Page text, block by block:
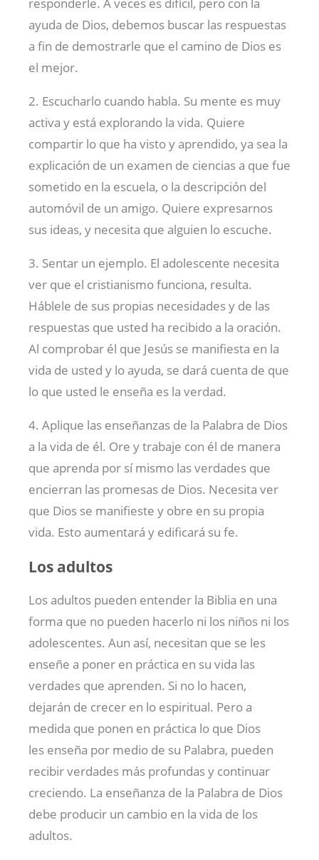
responderle. A veces es difícil, pero con la
ayuda de Dios, debemos buscar las respuestas
a fin de demostrarle que el camino de Dios es
el mejor.
2. Escucharlo cuando habla. Su mente es muy
activa y está explorando la vida. Quiere
compartir lo que ha visto y aprendido, ya sea la
explicación de un examen de ciencias a que fue
sometido en la escuela, o la descripción del
automóvil de un amigo. Quiere expresarnos
sus ideas, y necesita que alguien lo escuche.
3. Sentar un ejemplo. El adolescente necesita
ver que el cristianismo funciona, resulta.
Háblele de sus propias necesidades y de las
respuestas que usted ha recibido a la oración.
Al comprobar él que Jesús se manifiesta en la
vida de usted y lo ayuda, se dará cuenta de que
lo que usted le enseña es la verdad.
4. Aplique las enseñanzas de la Palabra de Dios
a la vida de él. Ore y trabaje con él de manera
que aprenda por sí mismo las verdades que
encierran las promesas de Dios. Necesita ver
que Dios se manifieste y obre en su propia
vida. Esto aumentará y edificará su fe.
Los adultos
Los adultos pueden entender la Biblia en una
forma que no pueden hacerlo ni los niños ni los
adolescentes. Aun así, necesitan que se les
enseñe a poner en práctica en su vida las
verdades que aprenden. Si no lo hacen,
dejarán de crecer en lo espiritual. Pero a
medida que ponen en práctica lo que Dios
les enseña por medio de su Palabra, pueden
recibir verdades más profundas y continuar
creciendo. La enseñanza de la Palabra de Dios
debe producir un cambio en la vida de los
adultos.